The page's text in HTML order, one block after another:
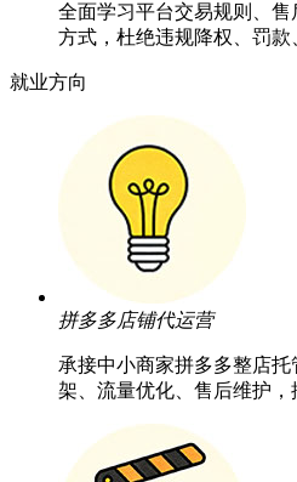
全面学习平台交易规则、
方式，杜绝违规降权、罚款
就业方向
拼多多店铺代运营
承接中小商家拼多多整店
架、流量优化、售后维护